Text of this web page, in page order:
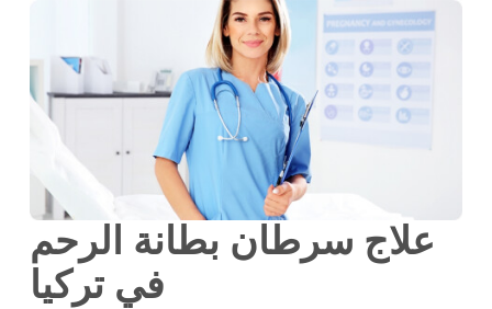
علاج سرطان بطانة الرحم
في تركيا